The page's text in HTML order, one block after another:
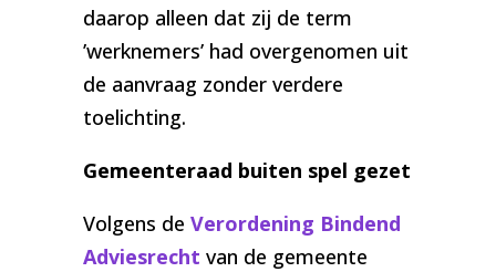
daarop alleen dat zij de term
’werknemers’ had overgenomen uit
de aanvraag zonder verdere
toelichting.
Gemeenteraad buiten spel gezet
Volgens de Verordening Bindend
Adviesrecht van de gemeente